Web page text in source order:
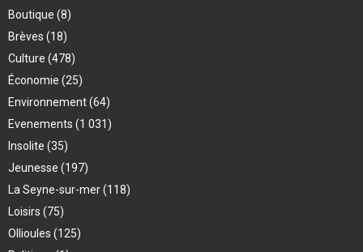
Boutique (8)
Brèves (18)
Culture (478)
Économie (25)
Environnement(64)
Evenements (1 031)
Insolite (35)
Jeunesse (197)
La Seyne-sur-mer(118)
Loisirs (75)
Ollioules (125)